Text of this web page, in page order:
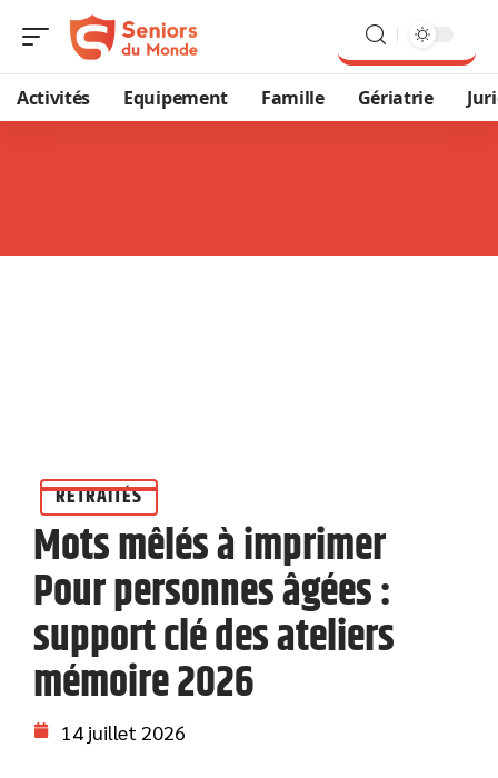
Activités Equipement Famille Gériatrie
RETRAITÉS
Mots mêlés à imprimer
Pour personnes âgées :
support clé des ateliers
mémoire 2026
14 juillet 2026